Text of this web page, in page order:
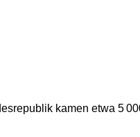
kamen etwa 5